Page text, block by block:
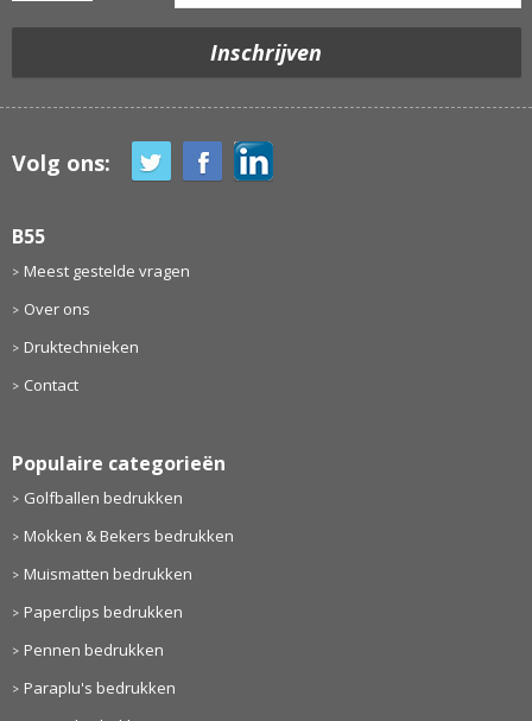
Volg ons:
B55
Meest gestelde vragen
Over ons
Druktechnieken
Contact
Populaire categorieën
Golfballen bedrukken
Mokken & Bekers bedrukken
Muismatten bedrukken
Paperclips bedrukken
Pennen bedrukken
Paraplu's bedrukken